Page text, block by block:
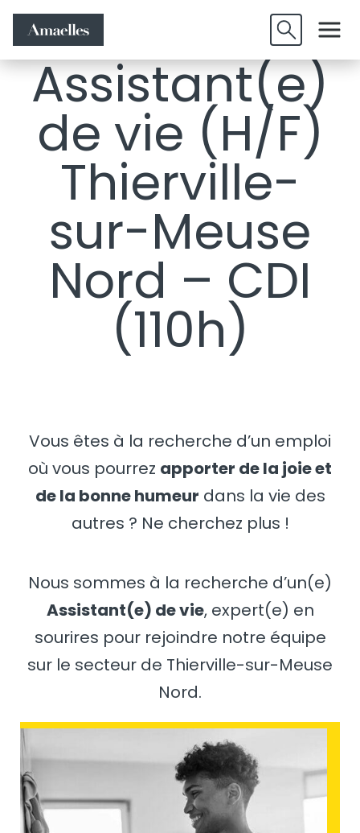
d'emplois
Candidature
spontanée
Assistant(e)
de vie (H/F)
Thierville-
sur-Meuse
Nord – CDI
(110h)
Vous êtes à la recherche d’un emploi
où vous pourrez apporter de la joie et
de la bonne humeur dans la vie des
autres ? Ne cherchez plus !
Nous sommes à la recherche d’un(e)
Assistant(e) de vie, expert(e) en
sourires pour rejoindre notre équipe
sur le secteur de Thierville-sur-Meuse
Nord.